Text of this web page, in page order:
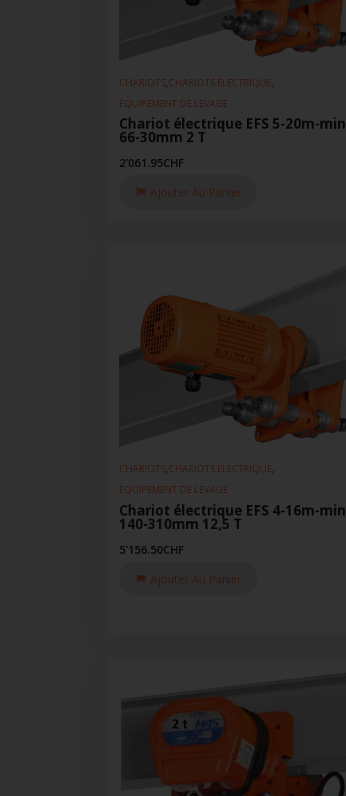
CHARIOTS,CHARIOTS ÉLECTRIQUE,
ÉQUIPEMENT DE LEVAGE
Chariot électrique EFS 5-20m-min
66-30mm 2 T
2'061.95CHF
Ajouter Au Panier
CHARIOTS,CHARIOTS ÉLECTRIQUE,
ÉQUIPEMENT DE LEVAGE
Chariot électrique EFS 4-16m-min
140-310mm 12,5 T
5'156.50CHF
Ajouter Au Panier